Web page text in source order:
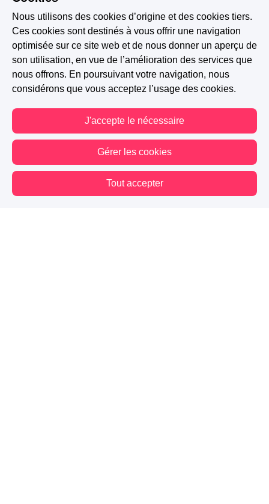
Nous utilisons des cookies d’origine et des cookies tiers.
Ces cookies sont destinés à vous offrir une navigation
optimisée sur ce site web et de nous donner un aperçu de
son utilisation, en vue de l’amélioration des services que
nous offrons. En poursuivant votre navigation, nous
considérons que vous acceptez l’usage des cookies.
J'accepte le nécessaire
Gérer les cookies
Tout accepter